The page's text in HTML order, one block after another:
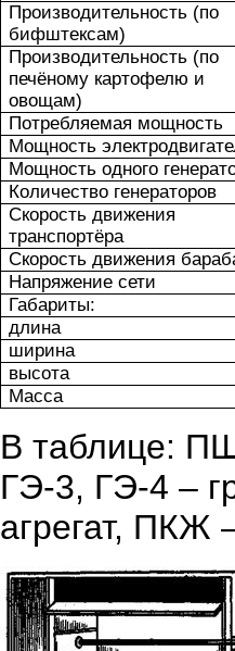
Производительность (по
бифштексам)
Производительность (по
печёному картофелю и
овощам)
Потребляемая мощность
Мощность
Мощность одного
Количество генераторов
Скорость движения
транспортёра
Скорость движения
Напряжение сети
Габариты:
длина
ширина
высота
Масса
В таблице:
ГЭ-3, ГЭ-4 –
агрегат, ПКЖ